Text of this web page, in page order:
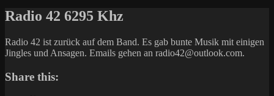
Radio 42 6295 Khz
Radio 42 ist zurück auf dem Band. Es gab bunte Musik mit einigen
Jingles und Ansagen. Emails gehen an radio42@outlook.com.
Share this: